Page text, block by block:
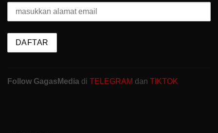
Follow GagasMedia di TELEGRAM dan TIKTOK